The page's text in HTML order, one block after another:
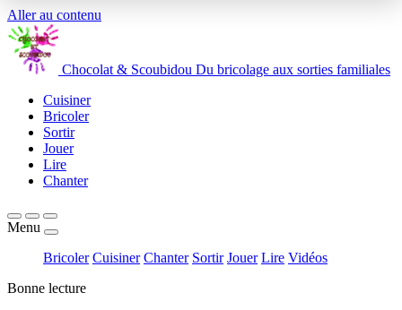
Aller au contenu
Chocolat & Scoubidou Du bricolage aux sorties familiales
Cuisiner
Bricoler
Sortir
Jouer
Lire
Chanter
Menu
Bricoler Cuisiner Chanter Sortir Jouer Lire Vidéos
Bonne lecture